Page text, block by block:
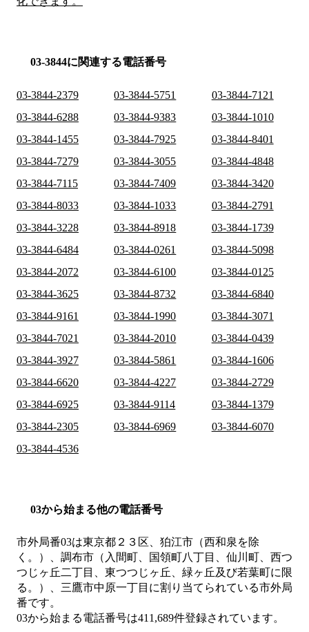
03-3844に関連する電話番号
03-3844-2379 03-3844-5751
03-3844-7121
03-3844-6288
03-3844-9383
03-3844-1010
03-3844-1455
03-3844-7925
03-3844-8401
03-3844-7279
03-3844-3055
03-3844-4848
03-3844-7115
03-3844-7409
03-3844-3420
03-3844-8033
03-3844-1033
03-3844-2791
03-3844-3228
03-3844-8918
03-3844-1739
03-3844-6484
03-3844-0261
03-3844-5098
03-3844-2072
03-3844-6100
03-3844-0125
03-3844-3625
03-3844-8732
03-3844-6840
03-3844-9161
03-3844-1990
03-3844-3071
03-3844-7021
03-3844-2010
03-3844-0439
03-3844-3927
03-3844-5861
03-3844-1606
03-3844-6620
03-3844-4227
03-3844-2729
03-3844-6925
03-3844-9114
03-3844-1379
03-3844-2305
03-3844-6969
03-3844-6070
03-3844-4536
03から始まる他の電話番号
市外局番03は東京都２３区、狛江市（西和泉を除
く。）、調布市（入間町、国領町八丁目、仙川町、西つ
つじヶ丘二丁目、東つつじヶ丘、緑ヶ丘及び若葉町に限
る。）、三鷹市中原一丁目 に割り当てられている市外局
番です。
03から始まる電話番号は411,689件登録されています。